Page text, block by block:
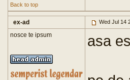
Back to top
ex-ad Wed Jul 14
nosce te ipsum asa